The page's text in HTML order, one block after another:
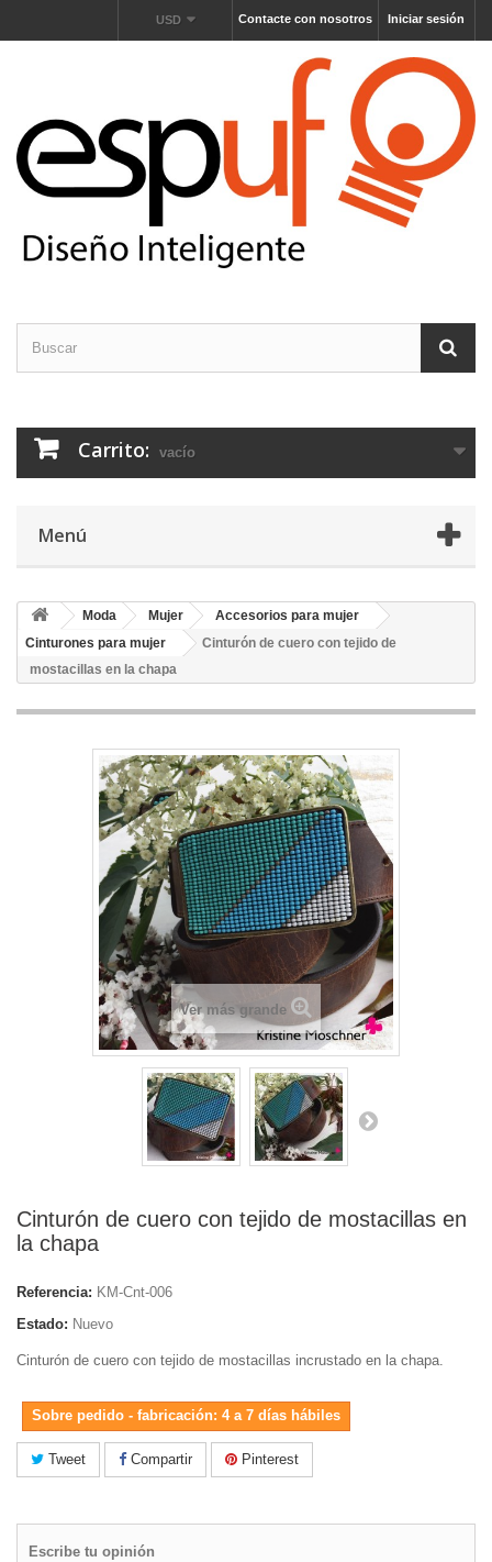
Iniciar sesión
Contacte con nosotros
USD
Carrito: vacío
Menú
Moda Mujer
Accesorios para mujer
Cinturones para mujer
Cinturón de cuero con tejido de
mostacillas en la chapa
Ver más grande
Cinturón de cuero con tejido de mostacillas en
la chapa
Referencia: KM-Cnt-006
Estado: Nuevo
Cinturón de cuero con tejido de mostacillas incrustado en la chapa.
Sobre pedido - fabricación: 4 a 7 días hábiles
Tweet Compartir Pinterest
Escribe tu opinión